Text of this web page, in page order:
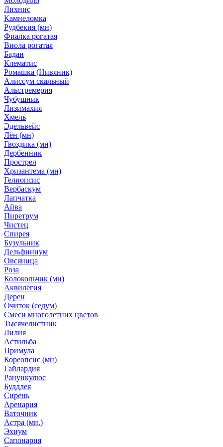
Лихнис
Камнеломка
Рудбекия (мн)
Фиалка рогатая
Виола рогатая
Бадан
Клематис
Ромашка (Нивяник)
Алиссум скальный
Альстремерия
Чубушник
Лизимахия
Хмель
Эдельвейс
Лён (мн)
Гвоздика (мн)
Дербенник
Прострел
Хризантема (мн)
Гелиопсис
Вербаскум
Лапчатка
Айва
Пиретрум
Чистец
Спирея
Бузульник
Дельфиниум
Овсяница
Роза
Колокольчик (мн)
Аквилегия
Дерен
Очиток (седум)
Смеси многолетних цветов
Тысячелистник
Лилия
Астильба
Примула
Кореопсис (мн)
Гайлардия
Ранункулюс
Буддлея
Сирень
Аренария
Ваточник
Астра (мн.)
Эхиум
Сапонария